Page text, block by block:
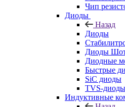
Чип
Диоды
Назад
Диоды
Диоды
Диодные
Быстрые
SiC диоды
TVS-
Индуктивные